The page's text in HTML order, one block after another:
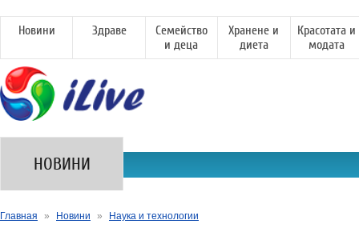
Новини Здраве
Семейство
и деца
Хранене и
диета
Красотата и
модата
НОВИНИ
Главная » Новини » Наука и технологии